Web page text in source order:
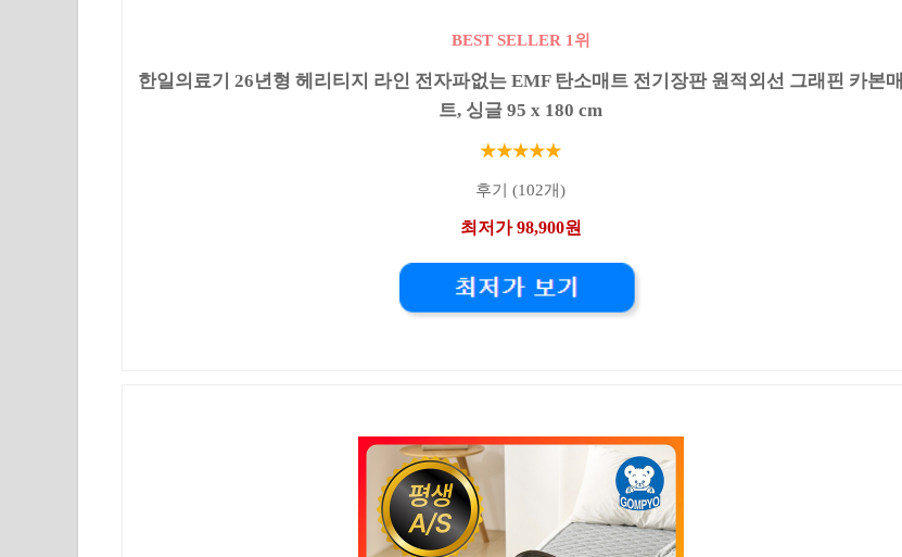
BEST SELLER 1위
한일의료기 26년형 헤리티지 라인 전자파없는 EMF 탄소매트 전기장판 원적외선 그래핀 카본매
트, 싱글 95 x 180 cm
★★★★★
후기 (102개)
최저가 98,900원